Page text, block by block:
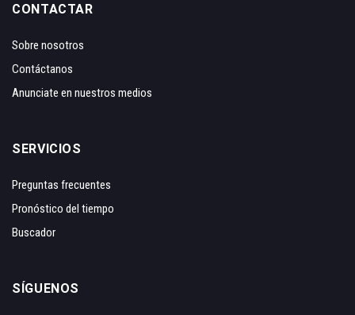
CONTACTAR
Sobre nosotros
Contáctanos
Anunciate en nuestros medios
SERVICIOS
Preguntas frecuentes
Pronóstico del tiempo
Buscador
SÍGUENOS